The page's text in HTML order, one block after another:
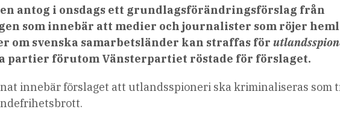
antog i onsdags ett grundlagsförändringsförslag från
som innebär att medier och journalister som röjer
om svenska samarbetsländer kan straffas för
partier förutom Vänsterpartiet röstade för förslaget.
innebär förslaget att utlandsspioneri ska kriminaliseras som